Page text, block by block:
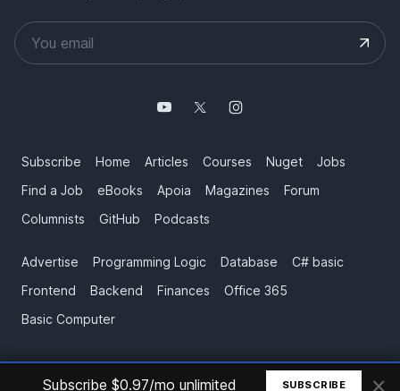
Subscribe $0.97/mo unlimited SUBSCRIBE ×
Subscribe Home Articles Courses Nuget
Jobs
Find a Job
eBooks Apoia Magazines
Forum
Columnists
GitHub Podcasts
Advertise Programming Logic Database
C# basic
Frontend
Backend Finances
Office 365
Basic Computer
© All rights reserved. Made by